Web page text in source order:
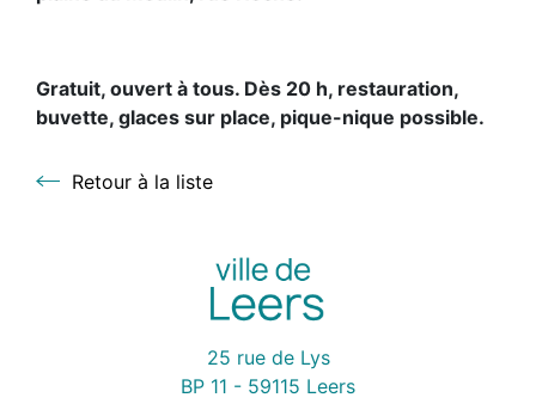
Gratuit, ouvert à tous. Dès 20 h, restauration,
buvette, glaces sur place, pique-nique possible.
Retour à la liste
Retour à la liste
25 rue de Lys
BP 11 - 59115 Leers